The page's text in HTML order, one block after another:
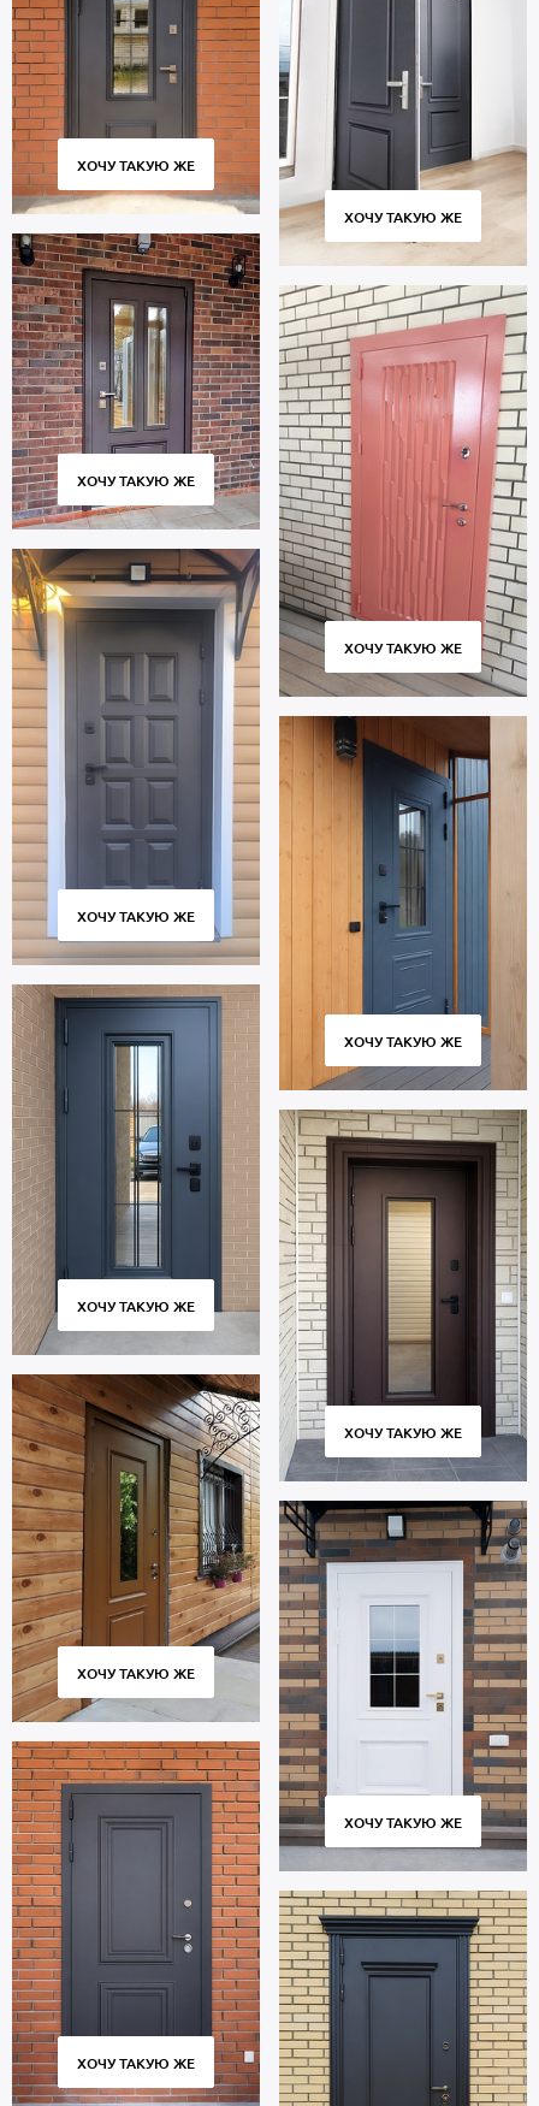
внутренней стороны двери: МДФ. На двери установлены замки
4-го класса защиты.
В полости створки находится теплоизоляционный материал
минплита. Уплотнение: 3 контура для дополнительной
шумоизоляции.
Термодверь порошок рассчитана на длительную эксплуатацию и
сохраняет работоспособность множества циклов открывания и
закрывания. Соблюдение технологии изготовления, точное
соответствие размеров и качественные петли гарантируют
плотное прилегание створки к коробке без скрипов и
деформаций.
Стоимость указана за стандартный размер 2000х800 мм.
Гарантия 5 лет.
Позвоните в отдел продаж или оставьте заявку на сайте, чтобы
заказать дверь по индивидуальным размерам. Бесплатный
вызов замерщика. Изготовление от 2 дн. Доставка по Москве и
Московской области, монтаж.
ХОЧУ ТАКУЮ ЖЕ
ХОЧУ ТАКУЮ ЖЕ
ХОЧУ ТАКУЮ ЖЕ
ХОЧУ ТАКУЮ ЖЕ
ХОЧУ ТАКУЮ ЖЕ
ХОЧУ ТАКУЮ ЖЕ
ХОЧУ ТАКУЮ ЖЕ
ХОЧУ ТАКУЮ ЖЕ
ХОЧУ ТАКУЮ ЖЕ
ХОЧУ ТАКУЮ ЖЕ
ХОЧУ ТАКУЮ ЖЕ